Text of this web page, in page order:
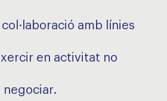
amb línies
en activitat no
negociar.